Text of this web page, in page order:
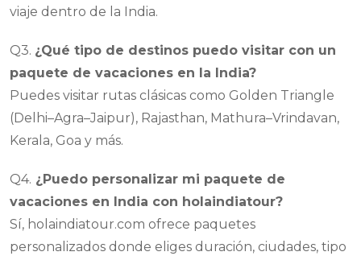
viaje dentro de la India.
Q3. ¿Qué tipo de destinos puedo visitar con un
paquete de vacaciones en la India?
Puedes visitar rutas clásicas como Golden Triangle
(Delhi–Agra–Jaipur), Rajasthan, Mathura–Vrindavan,
Kerala, Goa y más.
Q4. ¿Puedo personalizar mi paquete de
vacaciones en India con holaindiatour?
Sí, holaindiatour.com ofrece paquetes
personalizados donde eliges duración, ciudades, tipo